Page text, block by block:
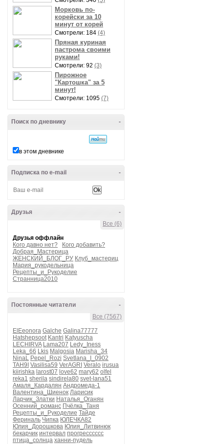
Морковь по-
корейски за 10
минут от корей
Смотрели: 184 (4)
Пряная куриная
пастрома своими
руками!
Смотрели: 92 (3)
Пирожное
"Картошка" за 5
минут!
Смотрели: 1095 (7)
-
Поиск по дневнику
в этом дневнике
-
Подписка по e-mail
-
Друзья
Все (6)
Друзья оффлайн
Кого давно нет?
Кого добавить?
Добрая_Мастерица
ЖЕНСКИЙ_БЛОГ_РУ Клуб_мастериц
Мария_рукодельница
Рецепты_и_Рукоделие
Странница2010
-
Постоянные читатели
Все (7567)
ElEeonora Galche Galina77777
Hatshepsoot Kantri Katyuscha
LECHIRVA Lama207 Ledy_Iness
Leka_66 Lkis Malgosia Marisha_34
NinaL Pepel_Rozi Svetlana_I_0902
TAH9I Vasilisa59 VerAGRI Veralo irusua
kiirishka larost07 love62 mary62 olfel
reka1 sherila sindirela80 svet-lana51
Амаля_Кардалян Андромеда-1
Валентина_Шиенок Ларисик
Ларчик_Златки Наталья_Оганян
Осенний_романс Пчёлка_Таня
Рецепты_и_Рукоделие Тайде
Фериналь Чипка ЮЛЕЧКА82
Юлия_Дорошкова Юлия_Литвинюк
бекарчик интервал прогресссссс
птица_солнца ханни-пудель